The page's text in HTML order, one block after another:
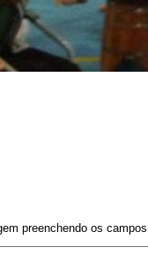
preenchendo os